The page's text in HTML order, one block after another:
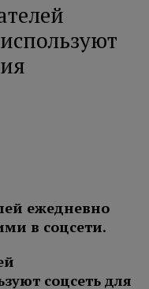
ежедневно
в соцсети.